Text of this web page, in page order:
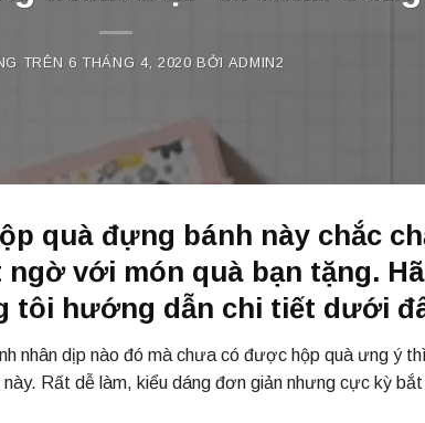
TRÊN 6 THÁNG 4, 2020 BỞI ADMIN2
quà đựng bánh này chắc
ngờ với món quà bạn tặng.
tôi hướng dẫn chi tiết dưới
nhân dịp nào đó mà chưa có được hộp quà ưng ý
này. Rất dễ làm, kiểu dáng đơn giản nhưng cực kỳ